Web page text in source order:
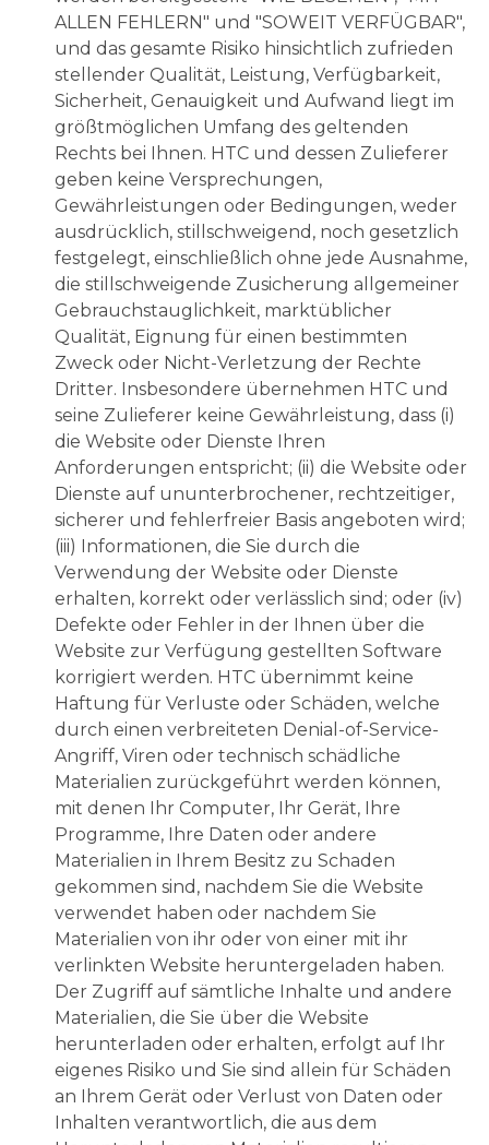
ALLEN FEHLERN" und "SOWEIT VERFÜGBAR",
und das gesamte Risiko hinsichtlich zufrieden
stellender Qualität, Leistung, Verfügbarkeit,
Sicherheit, Genauigkeit und Aufwand liegt im
größtmöglichen Umfang des geltenden
Rechts bei Ihnen. HTC und dessen Zulieferer
geben keine Versprechungen,
Gewährleistungen oder Bedingungen, weder
ausdrücklich, stillschweigend, noch gesetzlich
festgelegt, einschließlich ohne jede Ausnahme,
die stillschweigende Zusicherung allgemeiner
Gebrauchstauglichkeit, marktüblicher
Qualität, Eignung für einen bestimmten
Zweck oder Nicht-Verletzung der Rechte
Dritter. Insbesondere übernehmen HTC und
seine Zulieferer keine Gewährleistung, dass (i)
die Website oder Dienste Ihren
Anforderungen entspricht; (ii) die Website oder
Dienste auf ununterbrochener, rechtzeitiger,
sicherer und fehlerfreier Basis angeboten wird;
(iii) Informationen, die Sie durch die
Verwendung der Website oder Dienste
erhalten, korrekt oder verlässlich sind; oder (iv)
Defekte oder Fehler in der Ihnen über die
Website zur Verfügung gestellten Software
korrigiert werden. HTC übernimmt keine
Haftung für Verluste oder Schäden, welche
durch einen verbreiteten Denial-of-Service-
Angriff, Viren oder technisch schädliche
Materialien zurückgeführt werden können,
mit denen Ihr Computer, Ihr Gerät, Ihre
Programme, Ihre Daten oder andere
Materialien in Ihrem Besitz zu Schaden
gekommen sind, nachdem Sie die Website
verwendet haben oder nachdem Sie
Materialien von ihr oder von einer mit ihr
verlinkten Website heruntergeladen haben.
Der Zugriff auf sämtliche Inhalte und andere
Materialien, die Sie über die Website
herunterladen oder erhalten, erfolgt auf Ihr
eigenes Risiko und Sie sind allein für Schäden
an Ihrem Gerät oder Verlust von Daten oder
Inhalten verantwortlich, die aus dem